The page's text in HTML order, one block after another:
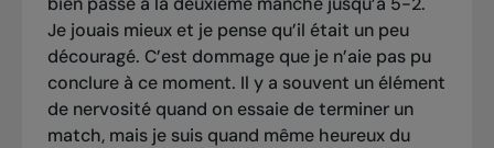
Je jouais mieux et je pense qu’il était un peu
découragé. C’est dommage que je n’aie pas pu
conclure à ce moment. Il y a souvent un élément
de nervosité quand on essaie de terminer un
match, mais je suis quand même heureux du